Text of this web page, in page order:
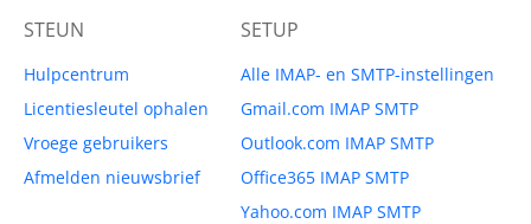
STEUN
Hulpcentrum
Licentiesleutel ophalen
Vroege gebruikers
Afmelden nieuwsbrief
SETUP
Alle IMAP- en SMTP-instellingen
Gmail.com IMAP SMTP
Outlook.com IMAP SMTP
Office365 IMAP SMTP
Yahoo.com IMAP SMTP